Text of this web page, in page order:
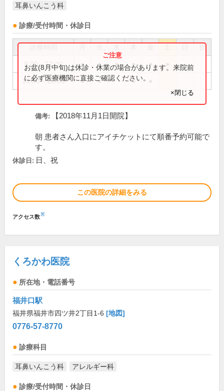
耳鼻いんこう科
診療/受付時間・休診日
祝
9:00～12:30 ● ● ● ● ●
14:30～18:00 ● ● ●
お盆(8月中旬)は休診・休業の場合があります。来院前
に必ず医療機関に直接ご確認ください。
×閉じる
備考: 【2018年11月1日開院】
朝 患者さん入口にアイチケットにて順番予約可能で
す。
休診日: 日、祝
この医院の詳細をみる
アクセス数※
くろかわ医院
所在地・電話番号
福井口駅
福井県福井市四ツ井2丁目1-6 [地図]
0776-57-8770
診療科目
耳鼻いんこう科 アレルギー科
診療/受付時間・休診日